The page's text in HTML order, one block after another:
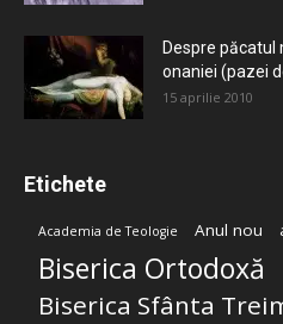
Despre
onaniei (pazei
15 aprilie 2010
Etichete
Academia de Teologie Anul nou
Biserica Ortodoxă
Biserica Sfânta